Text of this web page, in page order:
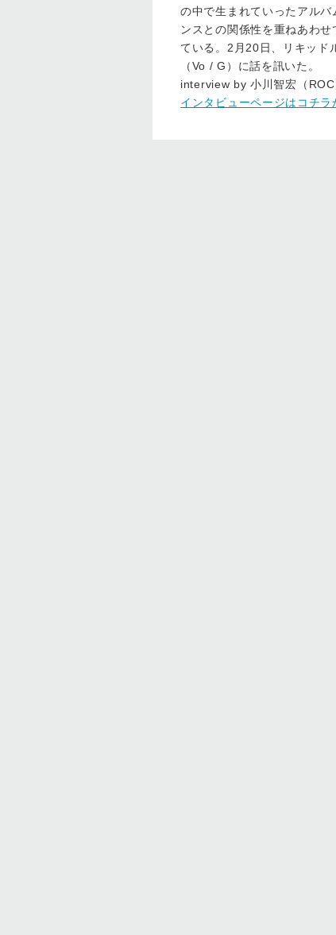
の中で生まれていったアル
ンスとの関係性を重ねあわ
ている。2月20日、リキッド
（Vo / G）に話を訊いた。
interview by 小川智宏（
インタビューページはコチラ